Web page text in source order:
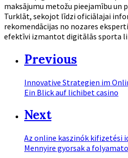
maksājumu metožu pieejamību un
Turklāt, sekojot līdzi oficiālajai
rekomendācijas no nozares
efektīvi izmantot digitālās sporta
Previous
Innovative Strategien im
Ein Blick auf lichibet casino
Next
Az online kaszinók kifizetési
Mennyire gyorsak a